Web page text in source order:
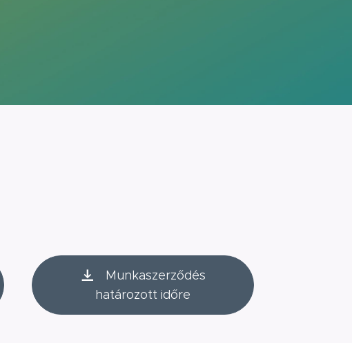
Munkaszerződés
határozott időre